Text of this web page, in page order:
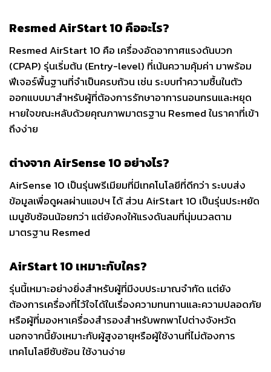
Resmed AirStart 10 คืออะไร?
Resmed AirStart 10 คือ เครื่องอัดอากาศแรงดันบวก
(CPAP) รุ่นเริ่มต้น (Entry-level) ที่เน้นความคุ้มค่า มาพร้อม
ฟีเจอร์พื้นฐานที่จำเป็นครบถ้วน เช่น ระบบทำความชื้นในตัว
ออกแบบมาสำหรับผู้ที่ต้องการรักษาอาการนอนกรนและหยุด
หายใจขณะหลับด้วยคุณภาพมาตรฐาน Resmed ในราคาที่เข้า
ถึงง่าย
ต่างจาก AirSense 10 อย่างไร?
AirSense 10 เป็นรุ่นพรีเมียมที่มีเทคโนโลยีที่ดีกว่า ระบบส่ง
ข้อมูลเพื่อดูผลผ่านแอปฯ ได้ ส่วน AirStart 10 เป็นรุ่นประหยัด
เมนูซับซ้อนน้อยกว่า แต่ยังคงให้แรงดันลมที่นุ่มนวลตาม
มาตรฐาน Resmed
AirStart 10 เหมาะกับใคร?
รุ่นนี้เหมาะอย่างยิ่งสำหรับผู้ที่มีงบประมาณจำกัด แต่ยัง
ต้องการเครื่องที่ไว้ใจได้ในเรื่องความทนทานและความปลอดภัย
หรือผู้ที่มองหาเครื่องสำรองสำหรับพกพาไปต่างจังหวัด
นอกจากนี้ยังเหมาะกับผู้สูงอายุหรือผู้ใช้งานที่ไม่ต้องการ
เทคโนโลยีซับซ้อน ใช้งานง่าย